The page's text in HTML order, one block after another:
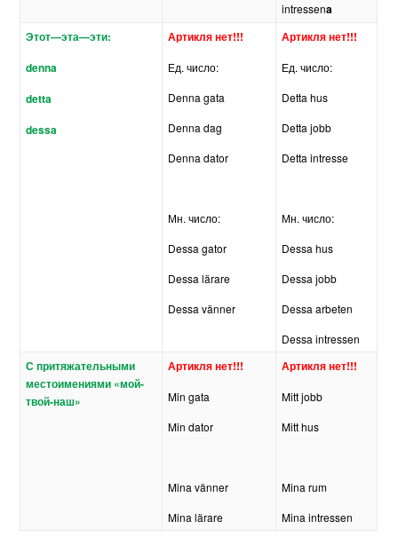
intressena
Этот—эта—эти:
denna
detta
dessa
Артикля нет!!!
Ед. число:
Denna gata
Denna dag
Denna dator
Мн. число:
Dessa gator
Dessa lärare
Dessa vänner
Артикля нет!!!
Ед. число:
Detta hus
Detta jobb
Detta intresse
Мн. число:
Dessa hus
Dessa jobb
Dessa arbeten
Dessa intressen
С притяжательными
местоимениями «мой-
твой-наш»
Артиклянет!!!
Min gata
Min dator
Mina vänner
Mina lärare
Артиклянет!!!
Mitt jobb
Mitt hus
Mina rum
Mina intressen